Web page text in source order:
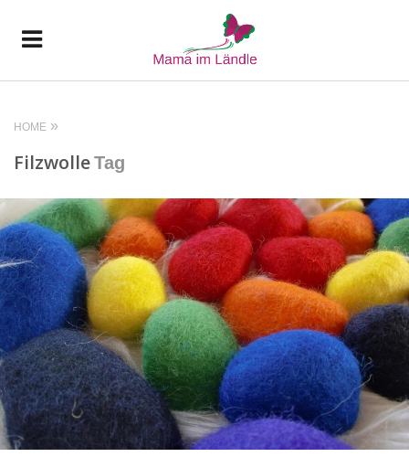
HOME
FilzwolleTag
READ MORE